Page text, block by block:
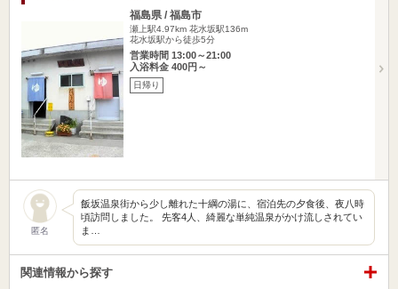
福島県 / 福島市
瀬上駅4.97km 花水坂駅136m
花水坂駅から徒歩5分
営業時間 13:00～21:00
入浴料金 400円～
日帰り
匿名
飯坂温泉街から少し離れた十綱の湯に、宿泊先の夕食後、夜八時
頃訪問しました。 先客4人、綺麗な単純温泉がかけ流しされてい
ま…
関連情報から探す